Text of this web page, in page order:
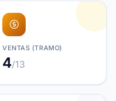
VENTAS (TRAMO)
4/13